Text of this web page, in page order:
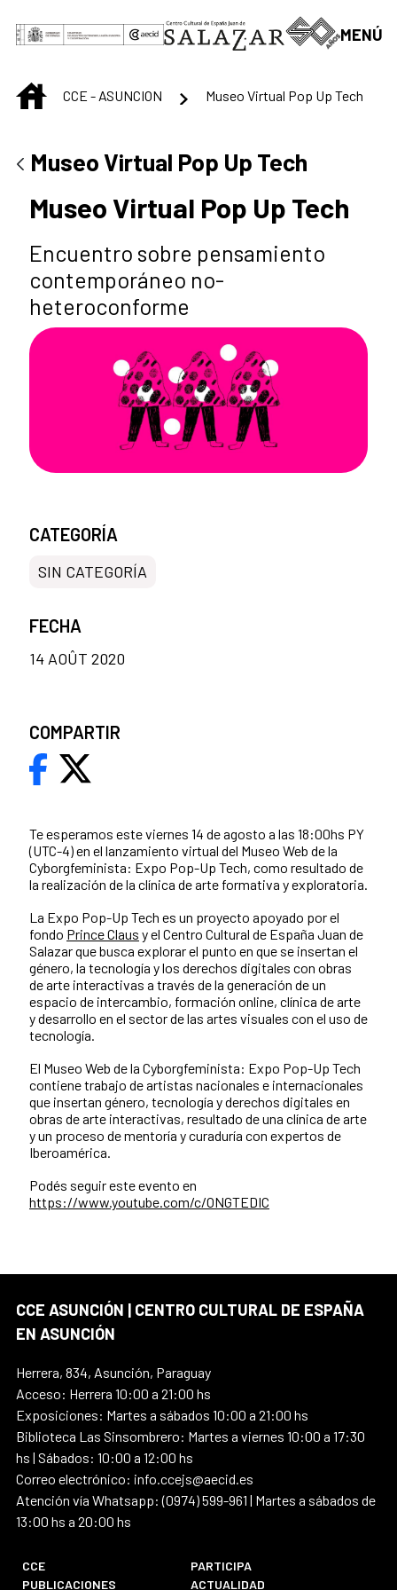
Saltar al contenido principal
MENÚ
INICIOCCE - ASUNCION Museo Virtual Pop Up Tech
Museo Virtual Pop Up Tech
Museo Virtual Pop Up Tech
Encuentro sobre pensamiento
contemporáneo no-
heteroconforme
Te esperamos este viernes 14 de agosto a las 18:00hs PY
(UTC-4) en el lanzamiento virtual del Museo Web de la
Cyborgfeminista: Expo Pop-Up Tech, como resultado de
la realización de la clínica de arte formativa y exploratoria.
La Expo Pop-Up Tech es un proyecto apoyado por el
fondo Prince Claus y el Centro Cultural de España Juan de
Salazar que busca explorar el punto en que se insertan el
género, la tecnología y los derechos digitales con obras
de arte interactivas a través de la generación de un
espacio de intercambio, formación online, clínica de arte
y desarrollo en el sector de las artes visuales con el uso de
tecnología.
El Museo Web de la Cyborgfeminista: Expo Pop-Up Tech
contiene trabajo de artistas nacionales e internacionales
que insertan género, tecnología y derechos digitales en
obras de arte interactivas, resultado de una clínica de arte
y un proceso de mentoría y curaduría con expertos de
Iberoamérica.
Podés seguir este evento en
https://www.youtube.com/c/ONGTEDIC
CATEGORÍA
SIN CATEGORÍA
FECHA
14 AOÛT 2020
COMPARTIR
CCE ASUNCIÓN | CENTRO CULTURAL DE ESPAÑA
EN ASUNCIÓN
Herrera, 834, Asunción, Paraguay
Acceso: Herrera 10:00 a 21:00 hs
Exposiciones: Martes a sábados 10:00 a 21:00 hs
Biblioteca Las Sinsombrero: Martes a viernes 10:00 a 17:30
hs | Sábados: 10:00 a 12:00 hs
Correo electrónico: info.ccejs@aecid.es
Atención vía Whatsapp: (0974) 599-961 | Martes a sábados de
13:00 hs a 20:00 hs
CCE
PARTICIPA
PUBLICACIONES
ACTUALIDAD